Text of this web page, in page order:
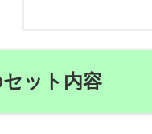
ット内容